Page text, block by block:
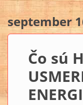
september
Čo sú